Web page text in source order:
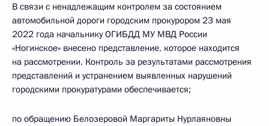
В связи с ненадлежащим контролем за состоянием
автомобильной дороги городским прокурором 23 мая
2022 года начальнику ОГИБДД МУ МВД России
«Ногинское» внесено представление, которое находится
на рассмотрении. Контроль за результатами рассмотрения
представлений и устранением выявленных нарушений
городскими прокуратурами обеспечивается;
по обращению Белозеровой Маргариты Нурлаяновны